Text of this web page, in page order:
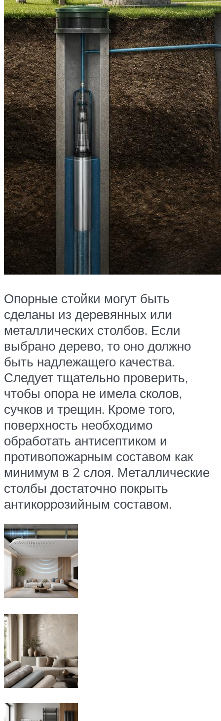
Опорные стойки могут быть
сделаны из деревянных или
металлических столбов. Если
выбрано дерево, то оно должно
быть надлежащего качества.
Следует тщательно проверить,
чтобы опора не имела сколов,
сучков и трещин. Кроме того,
поверхность необходимо
обработать антисептиком и
противопожарным составом как
минимум в 2 слоя. Металлические
столбы достаточно покрыть
антикоррозийным составом.